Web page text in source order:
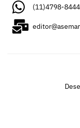
(11)4798-8444